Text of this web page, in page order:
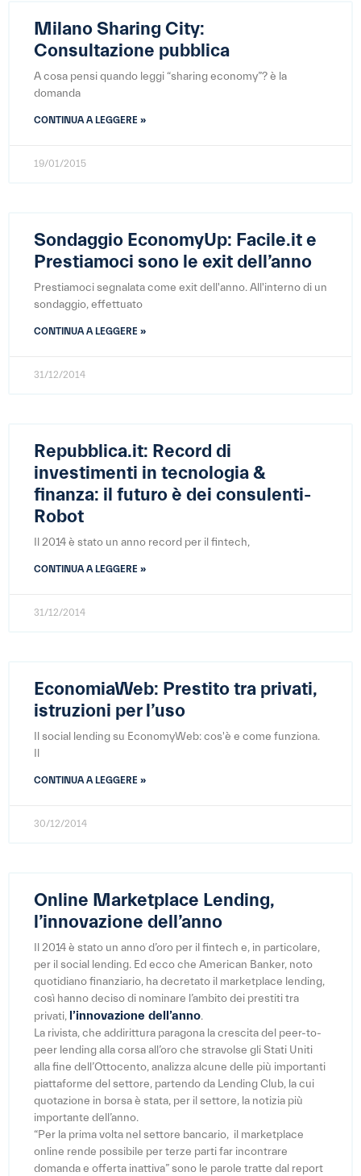
Milano Sharing City:
Consultazione pubblica
A cosa pensi quando leggi “sharing economy”? è la
domanda
CONTINUA A LEGGERE »
19/01/2015
Sondaggio EconomyUp: Facile.it e
Prestiamoci sono le exit dell’anno
Prestiamoci segnalata come exit dell'anno. All'interno di un
sondaggio, effettuato
CONTINUA A LEGGERE »
31/12/2014
Repubblica.it: Record di
investimenti in tecnologia &
finanza: il futuro è dei consulenti-
Robot
Il 2014 è stato un anno record per il fintech,
CONTINUA A LEGGERE »
31/12/2014
EconomiaWeb: Prestito tra privati,
istruzioni per l’uso
Il social lending su EconomyWeb: cos'è e come funziona.
CONTINUA A LEGGERE »
30/12/2014
Online Marketplace Lending,
l’innovazione dell’anno
Il 2014 è stato un anno d’oro per il fintech e, in particolare,
per il social lending. Ed ecco che American Banker, noto
quotidiano finanziario, ha decretato il marketplace lending,
così hanno deciso di nominare l’ambito dei prestiti tra
privati, l’innovazione dell’anno.
La rivista, che addirittura paragona la crescita del peer-to-
peer lending alla corsa all’oro che stravolse gli Stati Uniti
alla fine dell’Ottocento, analizza alcune delle più importanti
piattaforme del settore, partendo da Lending Club, la cui
quotazione in borsa è stata, per il settore, la notizia più
importante dell’anno.
“Per la prima volta nel settore bancario, il marketplace
online rende possibile per terze parti far incontrare
domanda e offerta inattiva” sono le parole tratte dal report